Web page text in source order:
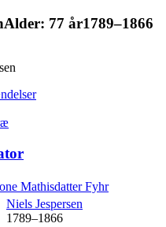
Alder: 77 år1789–1866
MathisdatterFyhr
Niels Jespersen
1789–1866